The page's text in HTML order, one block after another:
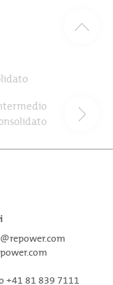
+41 81 839 7111